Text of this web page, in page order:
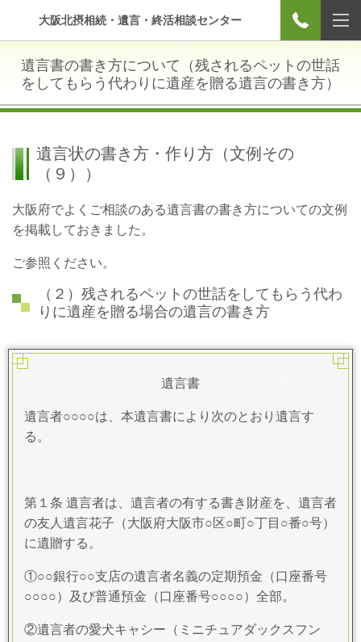
大阪北摂相続・遺言・終活相談センター
遺言書の書き方について（残されるペットの世話
をしてもらう代わりに遺産を贈る遺言の書き方）
遺言状の書き方・作り方（文例その
（９））
大阪府でよくご相談のある遺言書の書き方についての文例
を掲載しておきました。
ご参照ください。
（２）残されるペットの世話をしてもらう代わ
りに遺産を贈る場合の遺言の書き方
遺言書
遺言者○○○○は、本遺言書により次のとおり遺言す
る。
第１条 遺言者は、遺言者の有する書き財産を、遺言者
の友人遺言花子（大阪府大阪市○区○町○丁目○番○号）
に遺贈する。
①○○銀行○○支店の遺言者名義の定期預金（口座番号
○○○○）及び普通預金（口座番号○○○○）全部。
②遺言者の愛犬キャシー（ミニチュアダックスフン